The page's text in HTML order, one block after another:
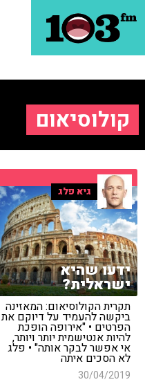
קולוסיאום
גיא פלג
ידעו שהיא
ישראלית?
תקרית הקולוסיאום: המאזינה
ביקשה להעמיד על דיוקם את
הפרטים • "אירופה הופכת
להיות אנטישמית יותר ויותר,
אי אפשר לבקר אותה" • פלג
לא הסכים איתה
30/04/2019